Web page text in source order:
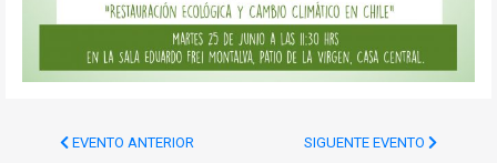
EVENTO ANTERIOR SIGUENTE EVENTO